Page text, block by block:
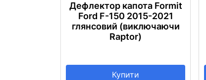
Дефлектор капота Formit
Ford F-150 2015-2021
глянсовий (виключаючи
Raptor)
Купити